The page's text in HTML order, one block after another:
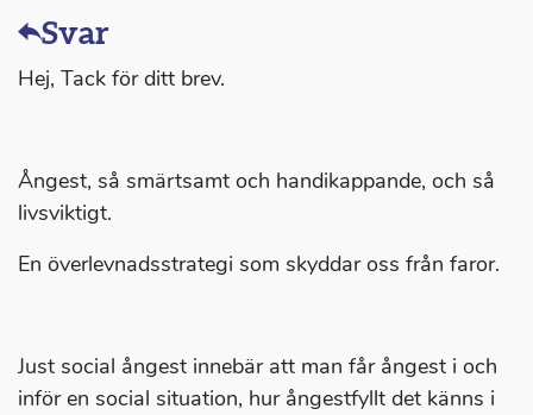
Svar
Hej, Tack för ditt brev.
Ångest, så smärtsamt och handikappande, och så
livsviktigt.
En överlevnadsstrategi som skyddar oss från faror.
Just social ångest innebär att man får ångest i och
inför en social situation, hur ångestfyllt det känns i